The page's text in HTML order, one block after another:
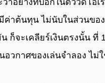
ว่าอย่างที่บอกในตัววิดีโ
ค่าต้นทุน ไม่นับในส่วนขอ
ก็จะเคลียร์เงินตรงนั้น ที่
อวกาศของเล่นจําลอง ไ